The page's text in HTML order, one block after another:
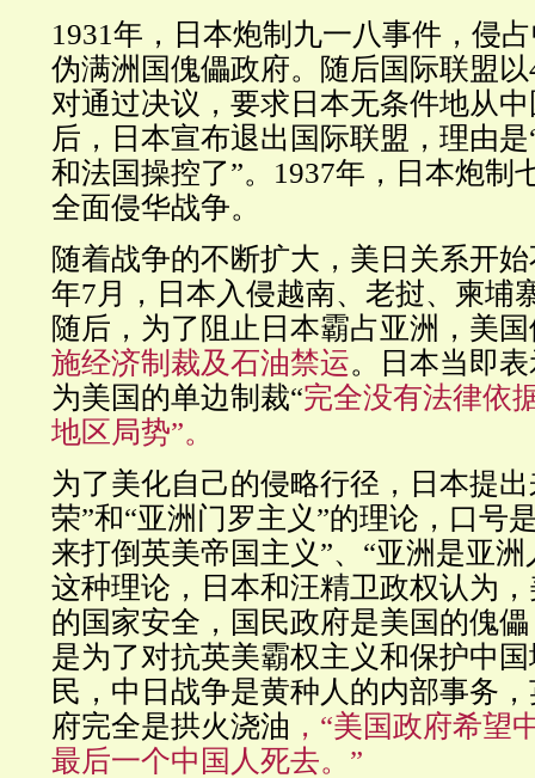
1931年，日本炮制九一八事件，侵
伪满洲国傀儡政府。随后国际联盟
对通过决议，要求日本无条件地从
后，日本宣布退出国际联盟，理由
和法国操控了”。1937年，日本炮制
全面侵华战争。
随着战争的不断扩大，美日关系开
年7月，日本入侵越南、老挝、柬埔
随后，为了阻止日本霸占亚洲，美
施经济制裁及石油禁运。日本当即
为美国的单边制裁“完全没有法律依
地区局势”。
为了美化自己的侵略行径，日本提
荣”和“亚洲门罗主义”的理论，口号
来打倒英美帝国主义”、“亚洲是亚
这种理论，日本和汪精卫政权认为
的国家安全，国民政府是美国的傀
是为了对抗英美霸权主义和保护中
民，中日战争是黄种人的内部事务
府完全是拱火浇油 ，“美国政府希望
最后一个中国人死去。”